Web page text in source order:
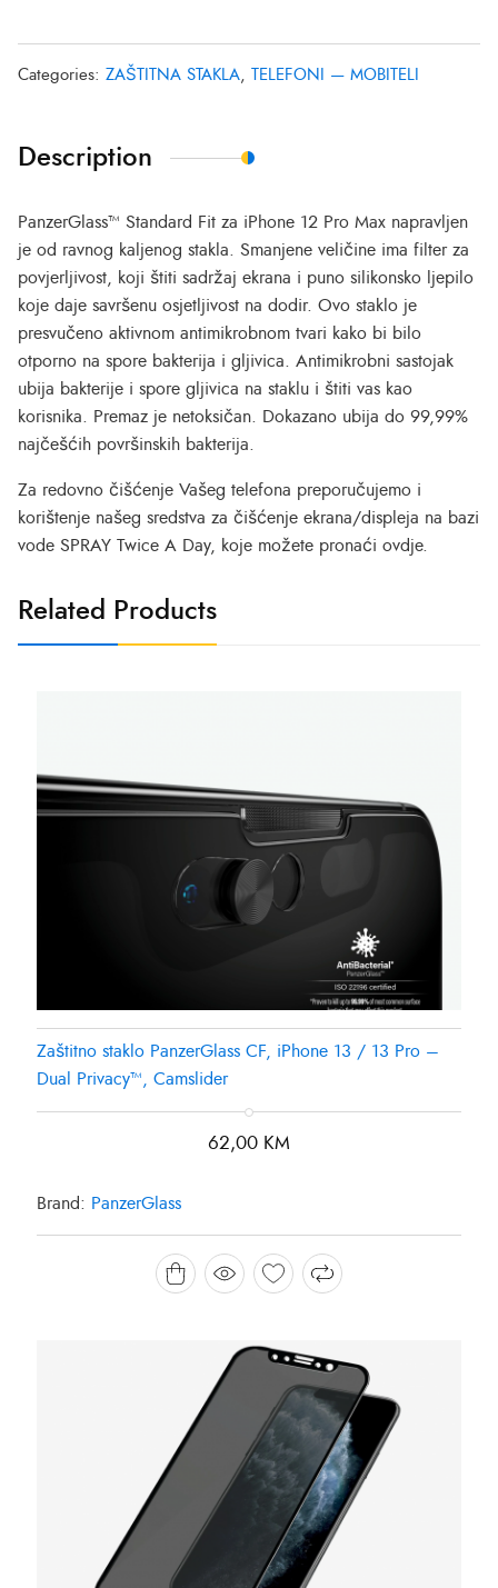
Categories: ZAŠTITNA STAKLA, TELEFONI — MOBITELI
Description
PanzerGlass™ Standard Fit za iPhone 12 Pro Max napravljen
je od ravnog kaljenog stakla.
Smanjene veličine ima filter za
povjerljivost, koji štiti sadržaj ekrana i puno silikonsko ljepilo
koje daje savršenu osjetljivost na dodir. Ovo staklo je
presvučeno aktivnom antimikrobnom tvari kako bi bilo
otporno na spore bakterija i gljivica. Antimikrobni sastojak
ubija bakterije i spore gljivica na staklu i štiti vas kao
korisnika. Premaz je netoksičan. Dokazano ubija do 99,99%
najčešćih površinskih bakterija.
Za redovno čišćenje Vašeg telefona preporučujemo i
korištenje našeg sredstva za čišćenje ekrana/displeja na bazi
vode SPRAY Twice A Day, koje možete pronaći ovdje.
Related Products
Zaštitno staklo PanzerGlass CF, iPhone 13 / 13 Pro –
Dual Privacy™, Camslider
62,00 KM
Brand: PanzerGlass